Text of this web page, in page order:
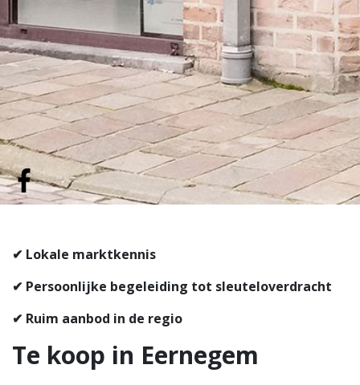
✔ Lokale marktkennis
✔ Persoonlijke begeleiding tot sleuteloverdracht
✔ Ruim aanbod in de regio
Te koop in Eernegem